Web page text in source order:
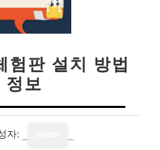
험판 설치 방법
정보
자: